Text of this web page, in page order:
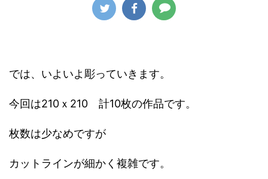
では、いよいよ彫っていきます。
今回は210ｘ210 計10枚の作品です。
枚数は少なめですが
カットラインが細かく複雑です。